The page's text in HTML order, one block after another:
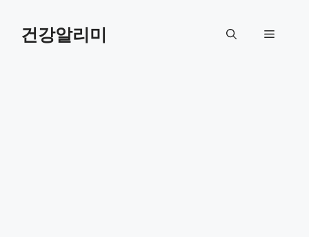
건강알리미 메